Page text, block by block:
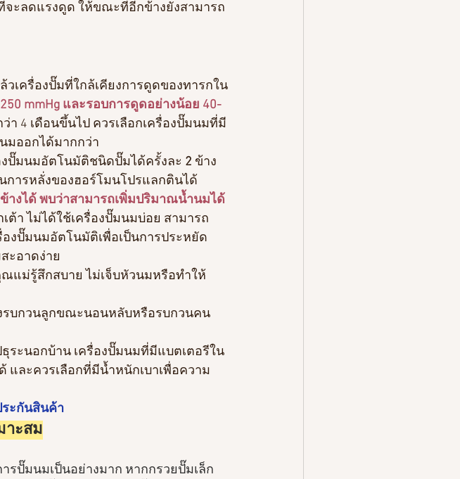
ะลดแรงดูด ให้ขณะที่อีกข้างยังสามารถ
วเครื่องปั๊มที่ใกล้เคียงการดูดของทารกใน
mmHg และรอบการดูดอย่างน้อย 40-
4 เดือนขึ้นไป ควรเลือกเครื่องปั๊มนมที่มี
มออกได้มากกว่า
ปั๊มนมอัตโนมัติชนิดปั๊มได้ครั้งละ 2 ข้าง
การหลั่งของฮอร์โมนโปรแลกตินได้
งได้ พบว่าสามารถเพิ่มปริมาณน้ำนมได้
า ไม่ได้ใช้เครื่องปั๊มนมบ่อย สามารถ
งปั๊มนมอัตโนมัติเพื่อเป็นการประหยัด
ะอาดง่าย
แม่รู้สึกสบาย ไม่เจ็บหัวนมหรือทำให้
รบกวนลูกขณะนอนหลับหรือรบกวนคน
ระนอกบ้าน เครื่องปั๊มนมที่มีแบตเตอรีใน
และควรเลือกที่มีน้ำหนักเบาเพื่อความ
ระกันสินค้า
าะสม
ปั๊มนมเป็นอย่างมาก หากกรวยปั๊มเล็ก